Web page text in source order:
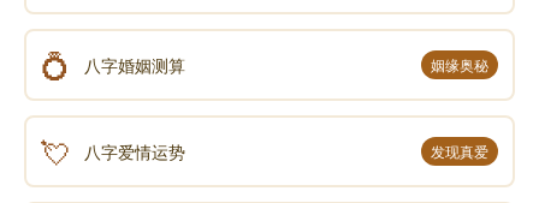
💍 八字婚姻测算 姻缘奥秘
💘 八字爱情运势 发现真爱